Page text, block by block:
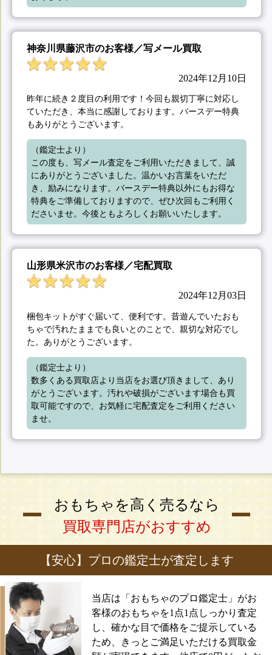
神奈川県藤沢市のお客様／写メール買取
2024年12月10日
昨年に続き２度目の利用です！今回も親切丁寧に対応し
ていただき、本当に感謝しております。バースデー特典
もありがとうございます。
（鑑定士より）
この度も、写メール査定をご利用いただきまして、誠
にありがとうございました。温かいお言葉をいただ
き、励みになります。バースデー特典以外にもお得な
特典をご準備しておりますので、ぜひ次回もご利用く
ださいませ。今後ともよろしくお願いいたします。
山形県米沢市のお客様／宅配買取
2024年12月03日
梱包キットがすぐ届いて、便利です。昔遊んでいたおも
ちゃで汚れたままでも良いとのことで、親切な対応でし
た。ありがとうございます。
（鑑定士より）
数多くある買取店より当店をお選び頂きまして、あり
がとうございます。汚れや破損がございます場合も買
取可能ですので、お気軽に宅配査定をご利用ください
ませ。
おもちゃを高く売るなら
買取専門店がおすすめ
【安心】プロの鑑定士が査定します
当店は「おもちゃのプロ鑑定士」がお
客様のおもちゃを1点1点しっかり査定
し、確かな目で価格をご提示している
ため、きっとご満足いただける買取金